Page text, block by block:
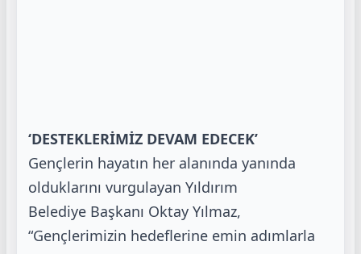
‘DESTEKLERİMİZ DEVAM EDECEK’
Gençlerin hayatın her alanında yanında
olduklarını vurgulayan Yıldırım
Belediye Başkanı Oktay Yılmaz,
“Gençlerimizin hedeflerine emin adımlarla